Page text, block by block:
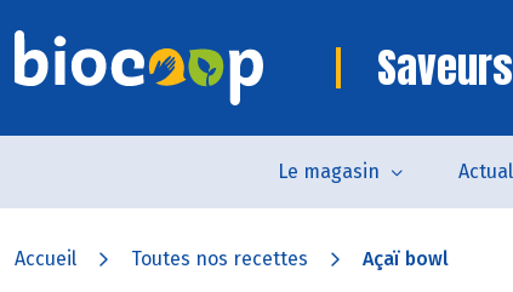
Le magasin
Accueil Toutes nos recettes Açaï bowl